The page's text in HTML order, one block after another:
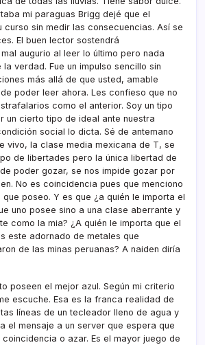
mi paraguas Brigg dejé que el
curso sin medir las consecuencias. Así­ se
El buen lector sostendrá
augurio al leer lo último pero nada
verdad. Fue un impulso sencillo sin
más allá de que usted, amable
poder leer ahora. Les confieso que no
como el anterior. Soy un tipo
un cierto tipo de ideal ante nuestra
social lo dicta. Sé de antemano
vivo, la clase media mexicana de T, se
de libertades pero la única libertad de
poder gozar, se nos impide gozar por
No es coincidencia pues que menciono
poseo. Y es que ¿a quién le importa el
uno posee sino a una clase aberrante y
como la mia? ¿A quién le importa que el
este adornado de metales que
de las minas peruanas? A naiden dirí­a
poseen el mejor azul. Según mi criterio
escuche. Esa es la franca realidad de
lí­neas de un tecleador lleno de agua y
el mensaje a un server que espera que
o azar. Es el mayor juego de